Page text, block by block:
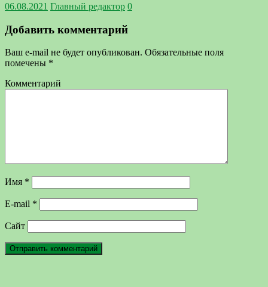
06.08.2021 Главный редактор 0
Добавить комментарий
Ваш e-mail не будет опубликован. Обязательные поля
помечены *
Комментарий
Имя *
E-mail *
Сайт